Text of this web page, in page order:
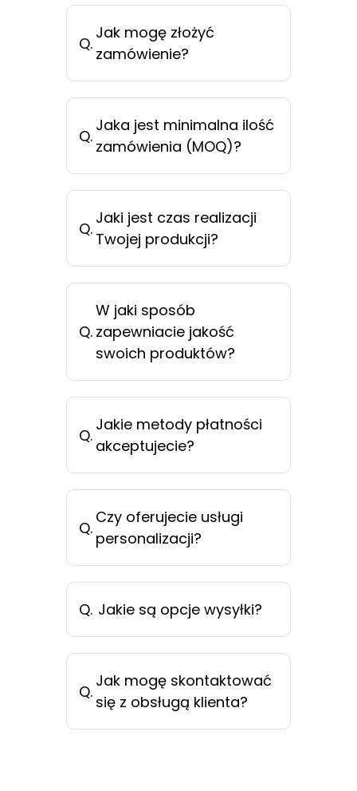
Q.
Jak mogę złożyć
zamówienie?
Q.
Jaka jest minimalna ilość
zamówienia (MOQ)?
Q.
Jaki jest czas realizacji
Twojej produkcji?
Q.
W jaki sposób
zapewniacie jakość
swoich produktów?
Q.
Jakie metody płatności
akceptujecie?
Q.
Czy oferujecie usługi
personalizacji?
Q. Jakie są opcje wysyłki?
Q.
Jak mogę skontaktować
się z obsługą klienta?